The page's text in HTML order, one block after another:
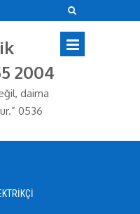
2004
daima
0536